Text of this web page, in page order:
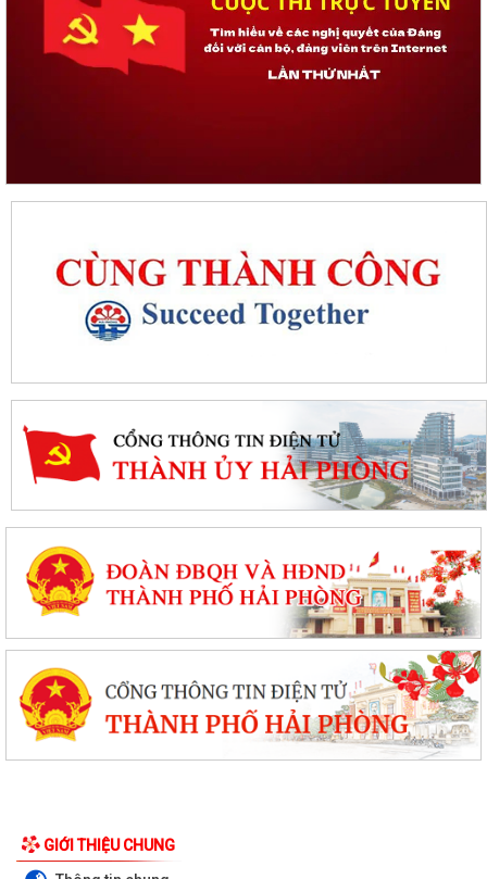
GIỚI THIỆU CHUNG
Tổ đại biểu HĐND thành phố số 15 tiếp xúc cử tri sau kỳ họp thường lệ
cháy và cứu nạn, cứu hộ